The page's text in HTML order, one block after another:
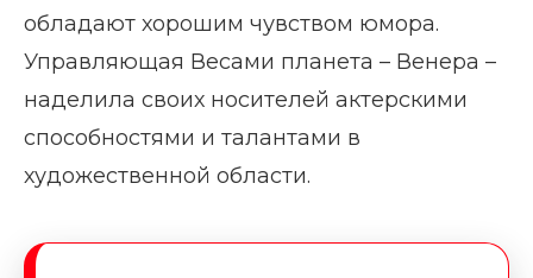
обладают хорошим чувством юмора.
Управляющая Весами планета – Венера –
наделила своих носителей актерскими
способностями и талантами в
художественной области.